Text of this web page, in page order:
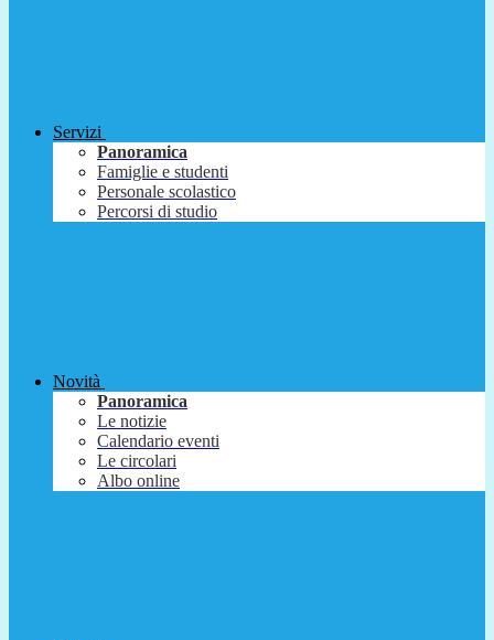
Servizi
Panoramica
Famiglie e studenti
Personale scolastico
Percorsi di studio
Novità
Panoramica
Le notizie
Calendario eventi
Le circolari
Albo online